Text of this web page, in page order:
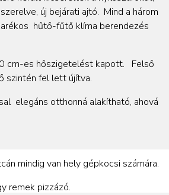
új bejárati ajtó. Mind a három
hűtő-fűtő klíma berendezés
cm-es hőszigetelést kapott. Felső
szintén fel lett újítva.
elegáns otthonná alakítható, ahová
mindig van hely gépkocsi számára.
remek pizzázó.